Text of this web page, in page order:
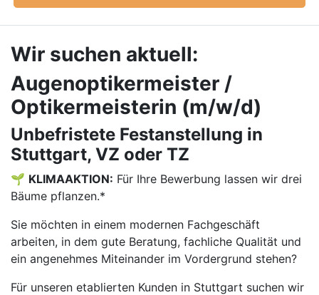
Wir suchen aktuell:
Augenoptikermeister /
Optikermeisterin (m/w/d)
Unbefristete Festanstellung in
Stuttgart, VZ oder TZ
🌱 KLIMAAKTION: Für Ihre Bewerbung lassen wir drei
Bäume pflanzen.*
Sie möchten in einem modernen Fachgeschäft
arbeiten, in dem gute Beratung, fachliche Qualität und
ein angenehmes Miteinander im Vordergrund stehen?
Für unseren etablierten Kunden in Stuttgart suchen wir